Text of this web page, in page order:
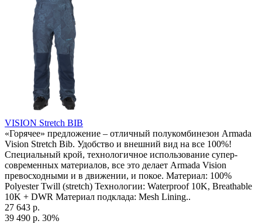
VISION Stretch BIB
«Горячее» предложение – отличный полукомбинезон Armada
Vision Stretch Bib. Удобство и внешний вид на все 100%!
Специальный крой, технологичное использование супер-
современных материалов, все это делает Armada Vision
превосходными и в движении, и покое. Материал: 100%
Polyester Twill (stretch) Технологии: Waterproof 10K, Breathable
10K + DWR Материал подклада: Mesh Lining..
27 643 р.
39 490 р. 30%